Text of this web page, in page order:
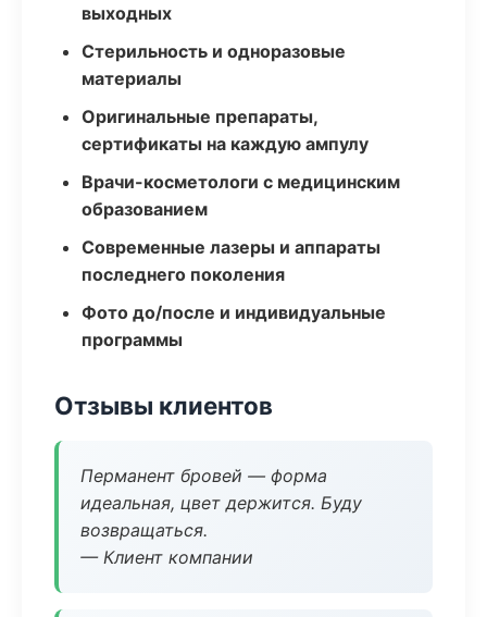
выходных
Стерильность и одноразовые
материалы
Оригинальные препараты,
сертификаты на каждую ампулу
Врачи-косметологи с медицинским
образованием
Современные лазеры и аппараты
последнего поколения
Фото до/после и индивидуальные
программы
Отзывы клиентов
Перманент бровей — форма
идеальная, цвет держится. Буду
возвращаться.
— Клиент компании